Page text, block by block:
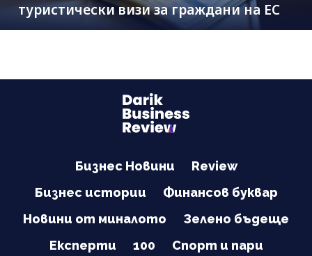
туристически визи за граждани на ЕС
Бизнес Новини
Review
Бизнес истории
Финансов буквар
Новини от миналото
Зелено бъдеще
Експерти
100 Спорт и пари